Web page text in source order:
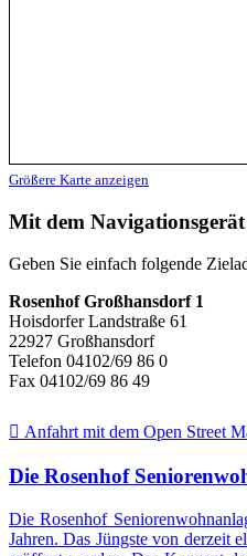
Größere Karte anzeigen
Mit dem
Geben Sie einfach folgende
Rosenhof Großhansdorf 1
Hoisdorfer Landstraße 61
22927 Großhansdorf
Telefon 04102/69 86 0
Fax 04102/69 86 49
Anfahrt mit dem Open Street
Die Rosenhof
Die Rosenhof
Jahren. Das Jüngste von derzeit